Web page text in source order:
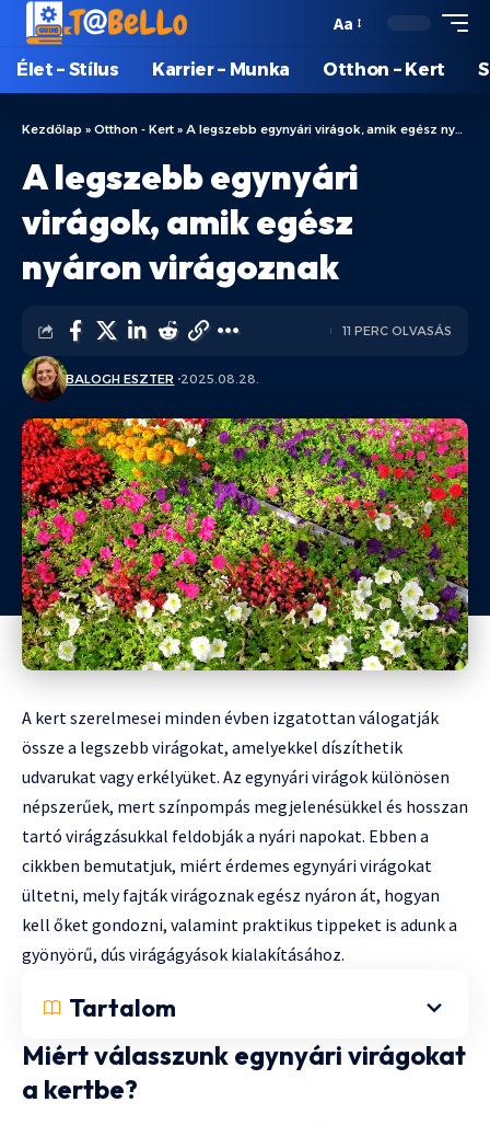
Aa
Élet – Stílus Karrier – Munka Otthon – Kert
Kezdőlap » Otthon - Kert » A legszebb egynyári virágok, amik egész nyáron virágoznak
A legszebb egynyári
virágok, amik egész
nyáron virágoznak
BALOGH ESZTER 2025.08.28.
11 PERC OLVASÁS
A kert szerelmesei minden évben izgatottan válogatják
össze a legszebb virágokat, amelyekkel díszíthetik
udvarukat vagy erkélyüket. Az egynyári virágok különösen
népszerűek, mert színpompás megjelenésükkel és hosszan
tartó virágzásukkal feldobják a nyári napokat. Ebben a
cikkben bemutatjuk, miért érdemes egynyári virágokat
ültetni, mely fajták virágoznak egész nyáron át, hogyan
kell őket gondozni, valamint praktikus tippeket is adunk a
gyönyörű, dús virágágyások kialakításához.
Tartalom
Miért válasszunk egynyári virágokat
a kertbe?